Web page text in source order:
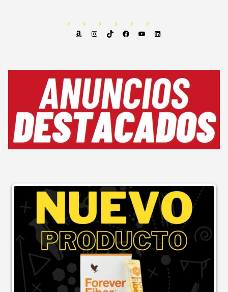
AmazonInstagram
TikTok FacebookYouTube